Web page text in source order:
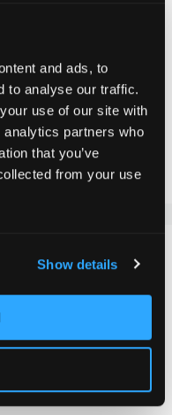
and ads, to
to analyse our traffic.
use of our site with
partners who
that you’ve
from your use
Show details
panier
l'utilisation de
améliorée et un
efficace et sûre.
barres en
sur le Zero ou le